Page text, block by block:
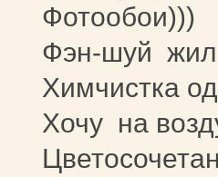
Фотообои)))
Фэн-шуй
Химчистка
Хочу на